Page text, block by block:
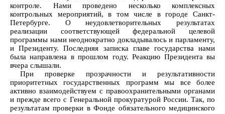
контроле. Нами проведено несколько комплексных
контрольных мероприятий, в том числе в городе Санкт-
Петербурге. О неудовлетворительных результатах
реализации соответствующей федеральной целевой
программы нами неоднократно докладывалось и парламенту,
и Президенту. Последняя записка главе государства нами
была направлена в прошлом году. Реакцию Президента вы
вчера слышали.
При проверке прозрачности и результативности
приоритетных государственных программ мы все более
активно взаимодействуем с правоохранительными органами
и прежде всего с Генеральной прокуратурой России. Так, по
результатам проверки в Фонде обязательного медицинского